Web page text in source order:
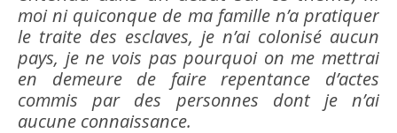
moini quiconque de ma famille n’a pratiquer
le traite des esclaves, je n’ai colonisé aucun
pays, je ne vois pas pourquoi on me mettrai
en demeure de faire repentance d’actes
commis par des personnes dont je n’ai
aucune connaissance.